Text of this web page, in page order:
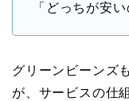
「どっちが安い
グリーンビーンズ
が、サービスの仕